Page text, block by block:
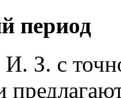
период
З. с